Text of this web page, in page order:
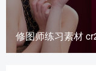
修图师练习素材